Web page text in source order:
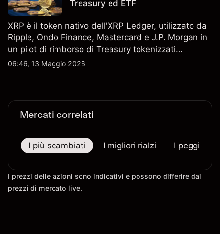
Treasury ed ETF
XRP è il token nativo dell'XRP Ledger, utilizzato da
Ripple, Ondo Finance, Mastercard e J.P. Morgan in
un pilot di rimborso di Treasury tokenizzati
statunitensi il 5 maggio 2026. Le performance
06:46, 13 Maggio 2026
Mercati correlati
I più scambiati I migliori rialzi I peggiori
I prezzi delle azioni sono indicativi e possono differire dai
prezzi di mercato live.